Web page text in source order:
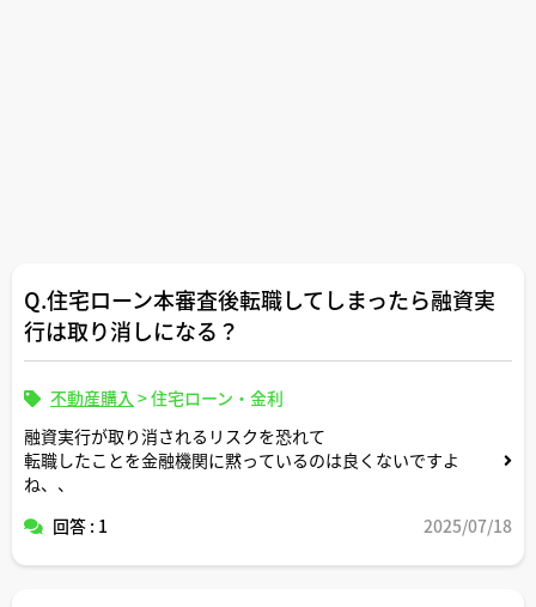
Q.住宅ローン本審査後転職してしまったら融資実
行は取り消しになる？
不動産購入 >住宅ローン・金利
融資実行が取り消されるリスクを恐れて
転職したことを金融機関に黙っているのは良くないですよ
ね、、
回答 : 1
2025/07/18